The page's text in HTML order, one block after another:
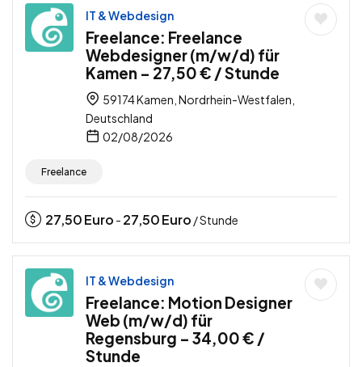
IT & Webdesign
Freelance: Freelance
Webdesigner (m/w/d) für
Kamen – 27,50 € / Stunde
59174 Kamen, Nordrhein-Westfalen,
Deutschland
02/08/2026
Freelance
27,50Euro - 27,50Euro / Stunde
IT & Webdesign
Freelance: Motion Designer
Web (m/w/d) für
Regensburg – 34,00 € /
Stunde